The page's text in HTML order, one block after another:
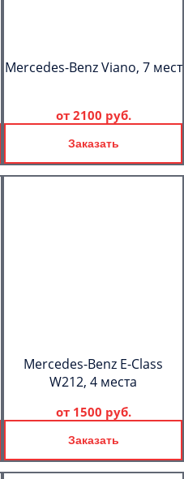
Mercedes-Benz Viano, 7 мест
от 2100 руб.
Заказать
Mercedes-Benz E-Class
W212, 4 места
от 1500 руб.
Заказать